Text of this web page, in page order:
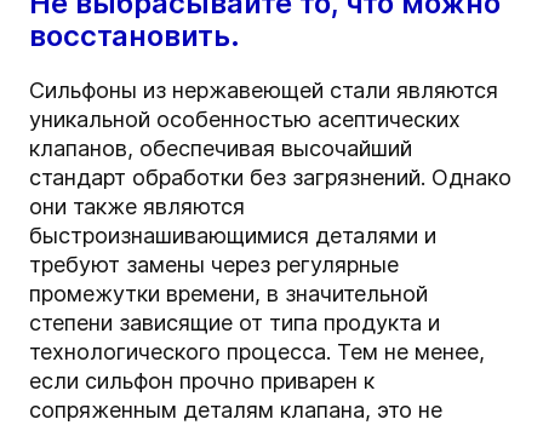
восстановить.
Сильфоны из нержавеющей стали являются
уникальной особенностью асептических
клапанов, обеспечивая высочайший
стандарт обработки без загрязнений. Однако
они также являются
быстроизнашивающимися деталями и
требуют замены через регулярные
промежутки времени, в значительной
степени зависящие от типа продукта и
технологического процесса. Тем не менее,
если сильфон прочно приварен к
сопряженным деталям клапана, это не